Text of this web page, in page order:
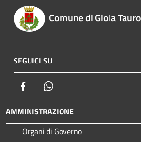
Comune di Gioia Tauro
SEGUICI SU
Facebook
AMMINISTRAZIONE
Organi di Governo